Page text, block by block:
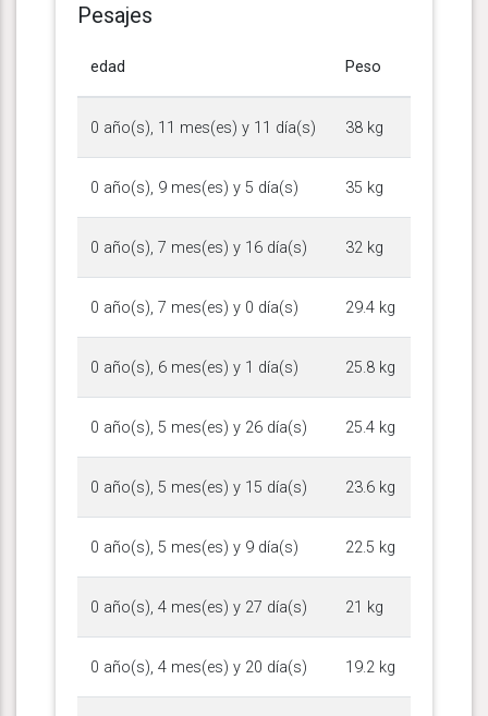
Pesajes
edad Peso
0 año(s), 11 mes(es) y 11 día(s) 38 kg
0 año(s), 9 mes(es) y 5 día(s) 35 kg
0 año(s), 7 mes(es) y 16 día(s) 32 kg
0 año(s), 7 mes(es) y 0 día(s) 29.4 kg
0 año(s), 6 mes(es) y 1 día(s) 25.8 kg
0 año(s), 5 mes(es) y 26 día(s) 25.4 kg
0 año(s), 5 mes(es) y 15 día(s) 23.6 kg
0 año(s), 5 mes(es) y 9 día(s) 22.5 kg
0 año(s), 4 mes(es) y 27 día(s) 21 kg
0 año(s), 4 mes(es) y 20 día(s) 19.2 kg